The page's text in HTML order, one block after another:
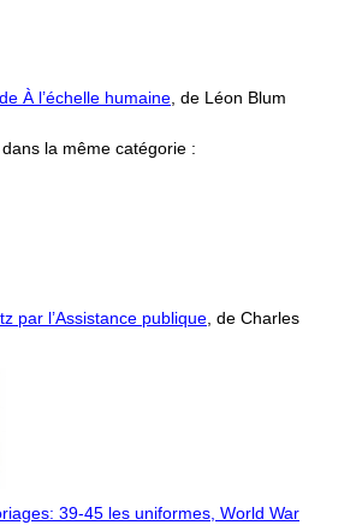
À l’échelle humaine, de Léon Blum
la même catégorie :
par l’Assistance publique, de Charles
39-45 les uniformes, World War